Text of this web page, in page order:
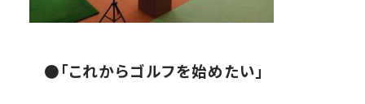
●「これからゴルフを始めたい」